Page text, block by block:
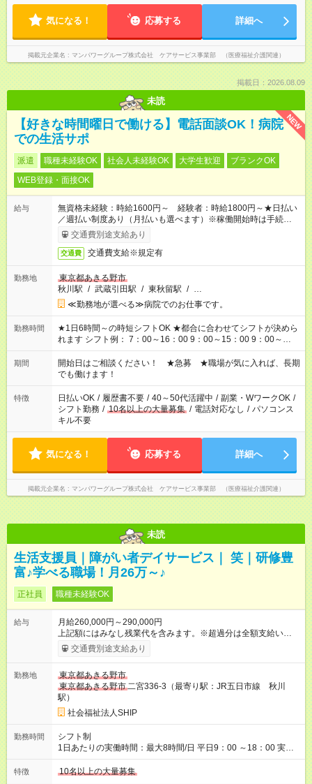
気になる！ 応募する 詳細へ
掲載元企業名 マンパワーグループ株式会社 ケアサービス事業部 （医療福祉介護関連）
掲載日：2026.08.09
未読
NEW
【好きな時間曜日で働ける】電話面談OK！病院
での生活サポ
派遣 職種未経験OK 社会人未経験OK 大学生歓迎
ブランクOK
WEB登録・面接OK
給与
無資格未経験：時給1600円～ 経験者：時給1800円～★日払い
／週払い制度あり（月払いも選べます）※稼働開始時は手続き完
了次第のお支払いとなります。
交通費別途支給あり
交通費 交通費支給※規定有
勤務地
東京都あきる野市
秋川駅 / 武蔵引田駅 / 東秋留駅 / …
≪勤務地が選べる≫病院でのお仕事です。
勤務時間
★1日6時間～の時短シフトOK ★都合に合わせてシフトが決めら
れます シフト例： 7：00～16：00 9：00～15：00 9：00～
18：00 11：00～20：00 など ※Wワークの場合、他のお仕事と
合わせ週40時間超の就業はご案内できません ※法令に基づき、
週20時間以上勤務は社会保険への加入対象となります ※労働者
派遣法（日雇い派遣の原則禁止）により、短時間・短期間の就
業はご案内が難しい場合があります
期間
開始日はご相談ください！ ★急募 ★職場が気に入れば、長期
でも働けます！
特徴 日払いOK / 履歴書不要 / 40～50代活躍中 / 副業・WワークOK /
シフト勤務 / 10名以上の大量募集 / 電話対応なし / パソコンス
キル不要
気になる！ 応募する 詳細へ
掲載元企業名 マンパワーグループ株式会社 ケアサービス事業部 （医療福祉介護関連）
未読
生活支援員｜障がい者デイサービス｜ 笑｜研修豊
富♪学べる職場！月26万～♪
正社員 職種未経験OK
給与
月給260,000円～290,000円
上記額にはみなし残業代を含みます。※超過分は全額支給いたし
ます。 みなし残業代 40,000円 みなし残業時間 23時間 ■月給内
訳 基本給170,000円 職務手当❶10,000円 職務手当❷8,500円 固
プラン手当10,000円（一律） 処遇改善1,500円 ※別途、資格手
当・子供手当を上乗せ ※固定残業代超過分は全額支給 ■年収内訳
月額×12か月＋1年目賞与想定50万円 ■契約形態 試用期間6カ月
（その間は契約社員） ※試用期間中は職務手当❷なし・固定残
業40,000円 (24ｈ/月） ■各等級スタート時の基本給＋職務手当
❶❷＋ライフプラン手当＋処遇改善＋住宅手当＋役職手当 1等
級 260,000円 2等級 267,100円 3等級 281,900円 4等級
サビ管 【試用期間】試用期間あり 試用期間の長さ：6ヶ月 ※ 雇
用形態と給与に、本採用時と異なる部分があります。 雇用形
交通費別途支給あり
勤務地
東京都あきる野市
東京都あきる野市二宮336-3（最寄り駅：JR五日市線 秋川
駅）
社会福祉法人SHIP
勤務時間
シフト制
1日あたりの実働時間：最大8時間/日 平日9：00 ～18：00 実働8
時間、休憩1時間 土日祝休み
特徴 10名以上の大量募集